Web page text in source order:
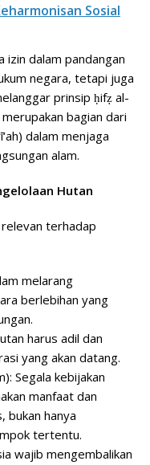
Sosial
dalam pandangan
negara, tetapi juga
prinsip ḥifẓ al-
bagian dari
dalam menjaga
alam.
Hutan
terhadap
melarang
berlebihan yang
harus adil dan
yang akan datang.
Segala kebijakan
manfaat dan
bukan hanya
tertentu.
wajib mengembalikan